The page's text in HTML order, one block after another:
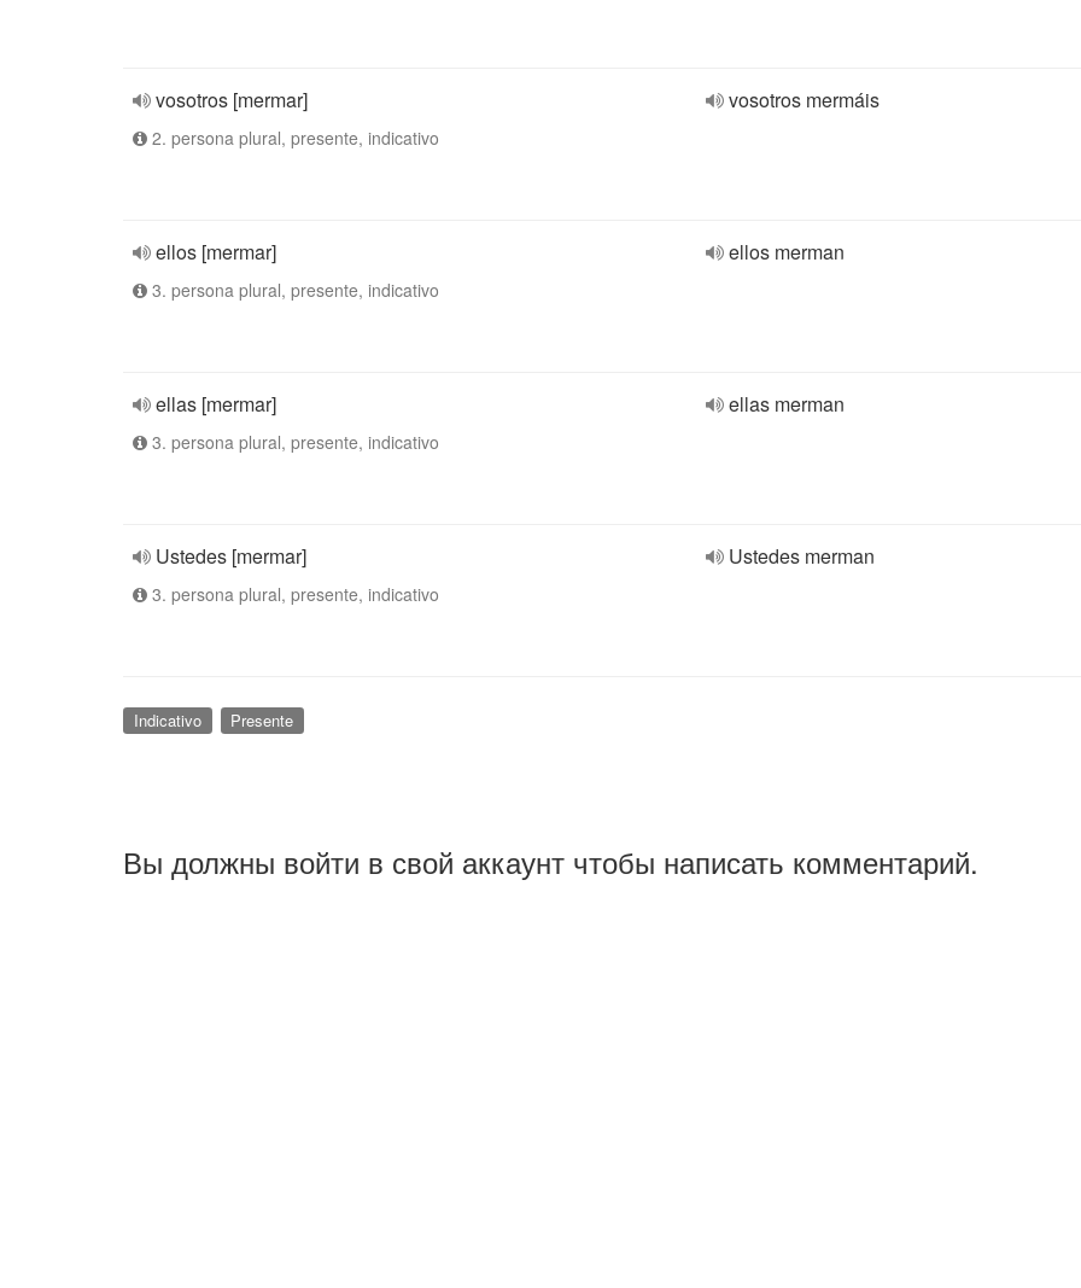
vosotros [mermar]
2. persona plural, presente, indicativo
vosotros mermáis
ellos [mermar]
3. persona plural, presente, indicativo
ellos merman
ellas [mermar]
3. persona plural, presente, indicativo
ellas merman
Ustedes [mermar]
3. persona plural, presente, indicativo
Ustedes merman
Indicativo Presente
Вы должны войти в свой аккаунт чтобы написать комментарий.